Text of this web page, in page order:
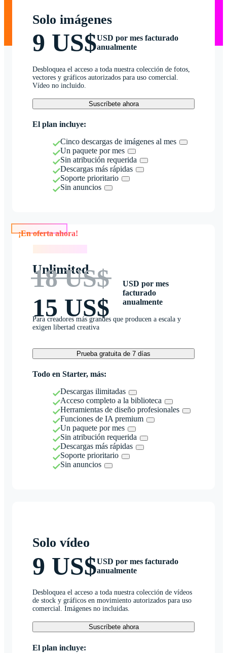
Solo imágenes
9 US$USD por mes facturado
anualmente
Desbloquea el acceso a toda nuestra colección de fotos,
vectores y gráficos autorizados para uso comercial.
Vídeo no incluido.
Suscríbete ahora
El plan incluye:
Cinco descargas de imágenes al mes
Un paquete por mes
Sin atribución requerida
Descargas más rápidas
Soporte prioritario
Sin anuncios
Unlimited
18 US$
15 US$
USD por mes
facturado
anualmente
Para creadores más grandes que producen a escala y
exigen libertad creativa
Prueba gratuita de 7 días
Todo en Starter, más:
Descargas ilimitadas
Acceso completo a la biblioteca
Herramientas de diseño profesionales
Funciones de IA premium
Un paquete por mes
Sin atribución requerida
Descargas más rápidas
Soporte prioritario
Sin anuncios
Solo vídeo
9 US$USD por mes facturado
anualmente
Desbloquea el acceso a toda nuestra colección de vídeos
de stock y gráficos en movimiento autorizados para uso
comercial. Imágenes no incluidas.
Suscríbete ahora
El plan incluye: